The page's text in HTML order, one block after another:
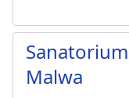
Malwa